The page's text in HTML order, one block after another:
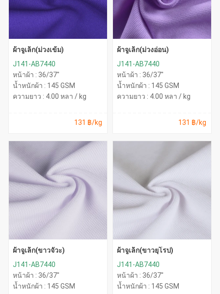
ผ้าจูเล็ก(ม่วงเข้ม)
J141-AB7440
หน้าผ้า : 36/37"
น้ำหนักผ้า : 145 GSM
ความยาว : 4.00 หลา / kg
131 ฿/kg
ผ้าจูเล็ก(ม่วงอ่อน)
J141-AB7440
หน้าผ้า : 36/37"
น้ำหนักผ้า : 145 GSM
ความยาว : 4.00 หลา / kg
131 ฿/kg
ผ้าจูเล็ก(ขาวจั๊วะ)
J141-AB7440
หน้าผ้า : 36/37"
น้ำหนักผ้า : 145 GSM
ผ้าจูเล็ก(ขาวยุโรป)
J141-AB7440
หน้าผ้า : 36/37"
น้ำหนักผ้า : 145 GSM